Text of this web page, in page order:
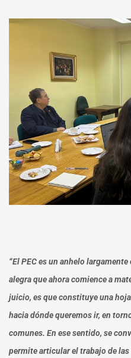
“El PEC es un anhelo
alegra que ahora comience a
juicio, es que constituye una
hacia dónde queremos ir, en
comunes. En ese sentido, se
permite articular el trabajo de